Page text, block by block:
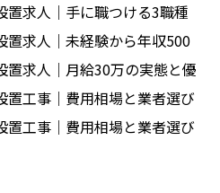
置求人｜手に職つける3職種
置求人｜未経験から年収500
置求人｜月給30万の実態と優
置工事｜費用相場と業者選び
置工事｜費用相場と業者選び